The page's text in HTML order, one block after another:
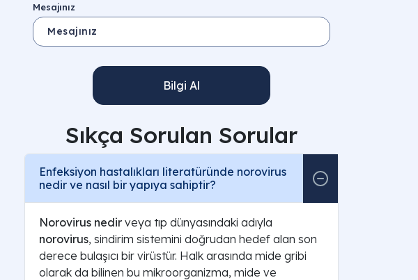
Mesajınız
Bilgi Al
Sıkça Sorulan Sorular
Enfeksiyon hastalıkları literatüründe norovirus
nedir ve nasıl bir yapıya sahiptir?
Norovirus nedir veya tıp dünyasındaki adıyla
norovirus, sindirim sistemini doğrudan hedef alan son
derece bulaşıcı bir virüstür. Halk arasında mide gribi
olarak da bilinen bu mikroorganizma, mide ve